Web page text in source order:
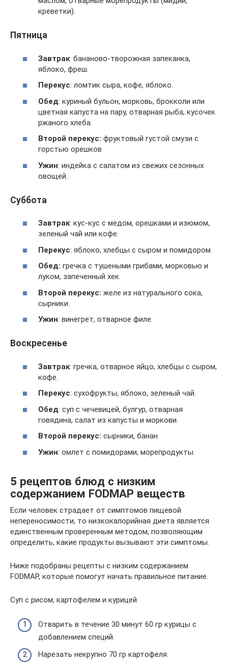
креветки).
Пятница
Завтрак: бананово-творожная запеканка,
яблоко, фреш.
Перекус: ломтик сыра, кофе, яблоко.
Обед: куриный бульон, морковь, брокколи или
цветная капуста на пару, отварная рыба, кусочек
ржаного хлеба.
Второй перекус: фруктовый густой смузи с
горстью орешков
Ужин: индейка с салатом из свежих сезонных
овощей.
Суббота
Завтрак: кус-кус с медом, орешками и изюмом,
зеленый чай или кофе.
Перекус: яблоко, хлебцы с сыром и помидором.
Обед: гречка с тушеными грибами, морковью и
луком, запеченный хек.
Второй перекус: желе из натурального сока,
сырники.
Ужин: винегрет, отварное филе.
Воскресенье
Завтрак: гречка, отварное яйцо, хлебцы с сыром,
кофе.
Перекус: сухофрукты, яблоко, зеленый чай.
Обед: суп с чечевицей, булгур, отварная
говядина, салат из капусты и моркови.
Второй перекус: сырники, банан.
Ужин: омлет с помидорами, морепродукты.
5 рецептов блюд с низким
содержанием FODMAP веществ
Если человек страдает от симптомов пищевой
непереносимости, то низкокалорийная диета является
единственным проверенным методом, позволяющим
определить, какие продукты вызывают эти симптомы.
Ниже подобраны рецепты с низким содержанием
FODMAP, которые помогут начать правильное питание.
Суп с рисом, картофелем и курицей
Отварить в течение 30 минут 60 гр курицы с
добавлением специй.
Нарезать некрупно 70 гр картофеля.